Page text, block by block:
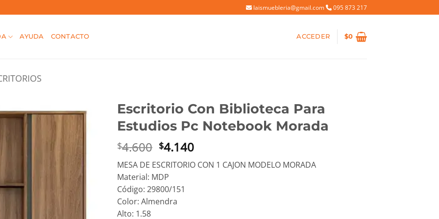
laismuebleria@gmail.com 095 873 217
AYUDA CONTACTO ACCEDER $0
Escritorio Con Biblioteca Para
Estudios Pc Notebook Morada
$4.600 El
precio
original
era:
$4.600.
$4.140El
precio
actual
MESA DE ESCRITORIO CON 1 CAJON MODELO MORADA
Material: MDP
Código: 29800/151
Color: Almendra
Alto: 1.58